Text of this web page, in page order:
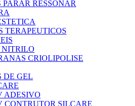
PARAR RESSONAR
TERAPEUTICOS
CRIOLIPOLISE
DE GEL
ADESIVO
CONTRUTOR SILCARE